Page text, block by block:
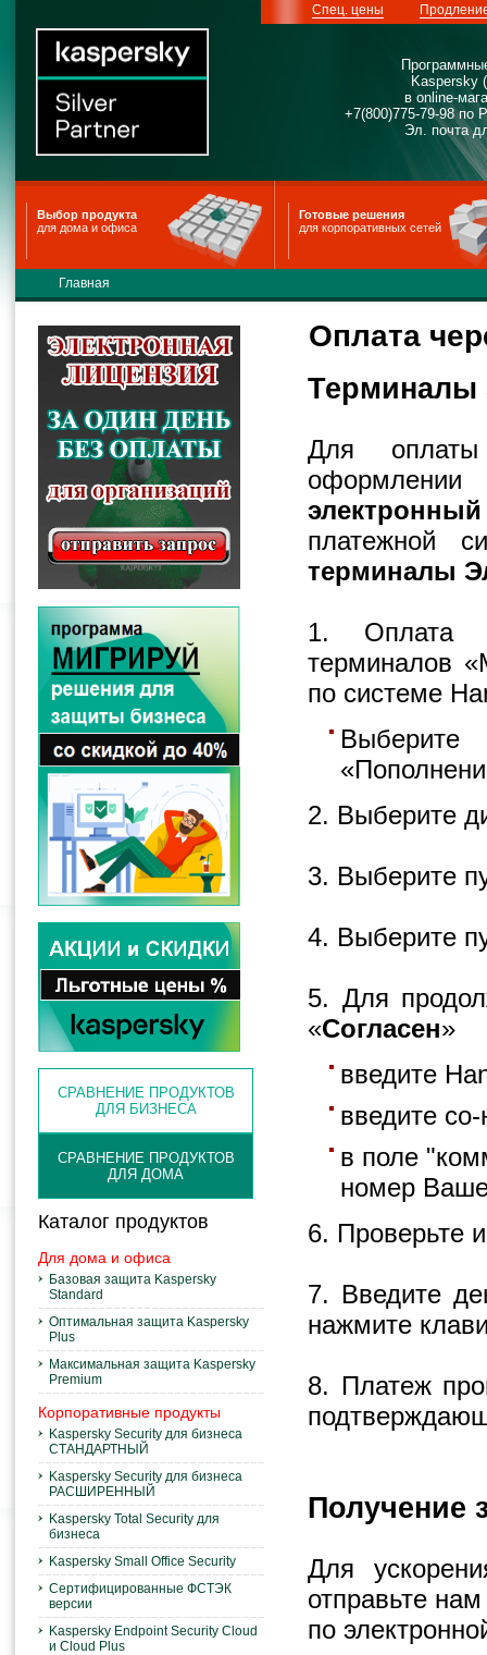
Спец. цены
Kaspersky
в online-
+7(800)775-79-98 по
Эл. почта
Выбор продукта
для дома и офиса
Готовые решения
для корпоративных сетей
Главная
СРАВНЕНИЕ ПРОДУКТОВ
ДЛЯ БИЗНЕСА
СРАВНЕНИЕ ПРОДУКТОВ
ДЛЯ ДОМА
Каталог продуктов
Для дома и офиса
Базовая защита Kaspersky
Standard
Оптимальная защита Kaspersky
Plus
Максимальная защита Kaspersky
Premium
Корпоративные продукты
Kaspersky Security для бизнеса
СТАНДАРТНЫЙ
Kaspersky Security для бизнеса
РАСШИРЕННЫЙ
Kaspersky Total Security для
бизнеса
Kaspersky Small Office Security
Сертифицированные ФСТЭК
версии
Kaspersky Endpoint Security Cloud
и Cloud Plus
Оплата
Терминалы
Для
оформлении
платежной
терминалы
1. Оплата
терминалов
по системе
2. Выберите
3. Выберите
4. Выберите
5. Для
«Согласен»
введите
введите
в поле
номер
6. Проверьте
7. Введите
нажмите
8. Платеж
Получение
Для
отправьте
по